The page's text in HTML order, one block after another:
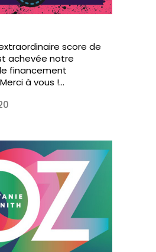
score de
achevée notre
financement
à vous !...